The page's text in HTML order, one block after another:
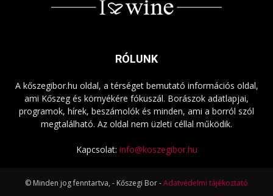
RÓLUNK
A kőszegibor.hu oldal, a térséget bemutató információs oldal,
ami Kőszeg és környékére fókuszál. Borászok adatlapjai,
programok, hírek, beszámolók és minden, ami a borról szól
megtalálható. Az oldal nem üzleti céllal működik.
Kapcsolat: info@koszegibor.hu
© Minden jog fenntartva, - Kőszegi Bor -Adatvédelmi tájékoztató